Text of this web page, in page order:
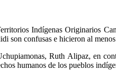
Indígenas Originarios
son confusas e hicieron al
Ruth Alipaz, en
humanos de los pueblos